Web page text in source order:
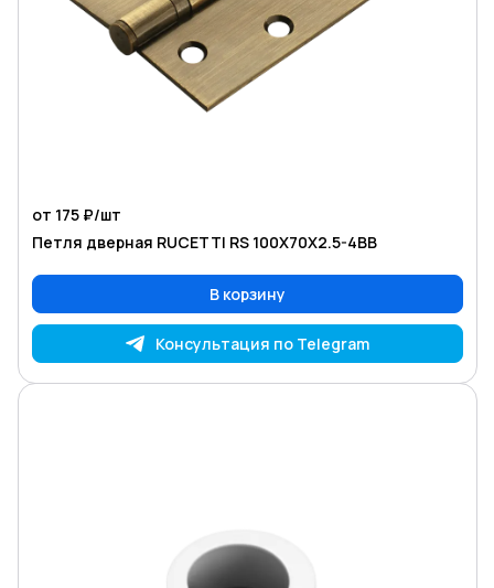
от 175 ₽/шт
Петля дверная RUCETTI RS 100X70X2.5-4BB
В корзину
Консультация по Telegram